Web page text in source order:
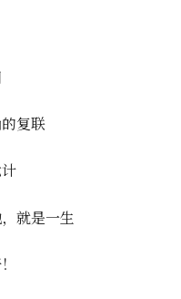
复联
就是一生